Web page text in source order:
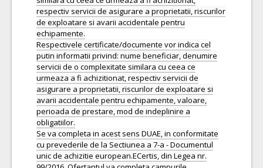
respectiv servicii de asigurare a proprietatii, riscurilor
de exploatare si avarii accidentale pentru
echipamente.
Respectivele certificate/documente vor indica cel
putin informatii privind: nume beneficiar, denumire
servicii de o complexitate similara cu ceea ce
urmeaza a fi achizitionat, respectiv servicii de
asigurare a proprietatii, riscurilor de exploatare si
avarii accidentale pentru echipamente, valoare,
perioada de prestare, mod de indeplinire a
obligatiilor.
Se va completa in acest sens DUAE, in conformitate
cu prevederile de la Sectiunea a 7-a - Documentul
unic de achizitie european.ECertis, din Legea nr.